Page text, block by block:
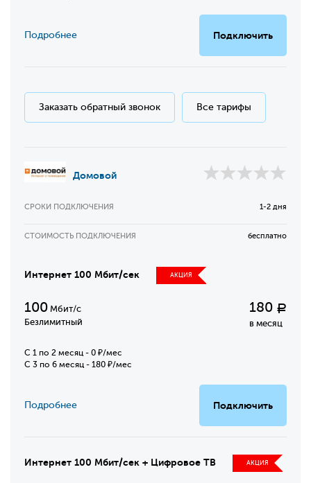
Подключить
Подробнее
Заказать обратный звонок Все тарифы
Домовой
СРОКИ ПОДКЛЮЧЕНИЯ 1-2 дня
СТОИМОСТЬ ПОДКЛЮЧЕНИЯ бесплатно
Интернет 100 Мбит/сек АКЦИЯ
100 Мбит/с
Безлимитный
180 Р
в месяц
C 1 по 2 месяц - 0 ₽/мес
С 3 по 6 месяц - 180 ₽/мес
Подключить
Подробнее
Интернет 100 Мбит/сек + Цифровое ТВ АКЦИЯ